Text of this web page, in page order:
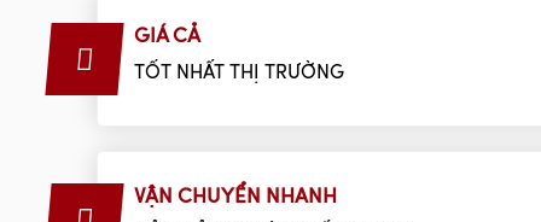
GIÁ CẢ
TỐT NHẤT THỊ TRƯỜNG
VẬN CHUYỂN NHANH